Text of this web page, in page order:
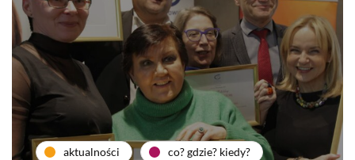
aktualności co? gdzie? kiedy?